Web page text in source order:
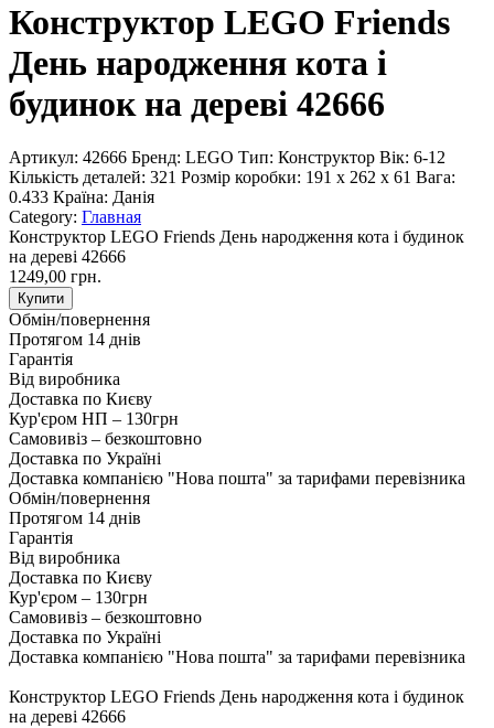
Конструктор LEGO Friends
День народження кота і
будинок на дереві 42666
Артикул: 42666 Бренд: LEGO Тип: Конструктор Вік: 6-12
Кількість деталей: 321 Розмір коробки: 191 x 262 x 61 Вага:
0.433 Країна: Данія
Category: Главная
Конструктор LEGO Friends День народження кота і будинок
на дереві 42666
1249,00 грн.
Купити
Обмін/повернення
Протягом 14 днів
Гарантія
Від виробника
Доставка по Києву
Кур'єром НП – 130грн
Самовивіз – безкоштовно
Доставка по Україні
Доставка компанією "Нова пошта" за тарифами перевізника
Обмін/повернення
Протягом 14 днів
Гарантія
Від виробника
Доставка по Києву
Кур'єром – 130грн
Самовивіз – безкоштовно
Доставка по Україні
Доставка компанією "Нова пошта" за тарифами перевізника
Конструктор LEGO Friends День народження кота і будинок
на дереві 42666